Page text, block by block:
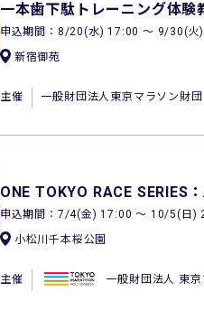
一本歯下駄トレーニング体験
申込期間：8/20(水) 17:00 〜 9/30(火
新宿御苑
主催 一般財団法人東京マラソン財団
ONE TOKYO RACE
申込期間：7/4(金) 17:00 〜 10/5(日)
小松川千本桜公園
主催 一般財団法人 東